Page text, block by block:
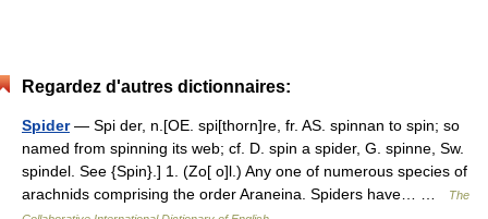
Regardez d'autres dictionnaires:
Spider— Spi der, n.[OE. spi[thorn]re, fr. AS. spinnan to spin; so
named from spinning its web; cf. D. spin a spider, G. spinne, Sw.
spindel. See {Spin}.] 1. (Zo[ o]l.) Any one of numerous species of
arachnids comprising the order Araneina. Spiders have… …
The